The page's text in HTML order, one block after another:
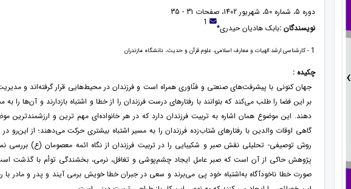
›
دوره 5، شماره 50، شهریور 1402، صفحات 31 - 35
نویسندگان :بابک هادیان حیدری* 1
1 - کارشناسی ارشد الهیات و معارف اسلامی، علوم قرآن و حدیث، دانشگاه مازندران
چکیده :
جهان کنونی با پیشرفت‌های صنعتی و فنّاوری همراه است و فرزندان در محیط‌هایی قرار گرفته‌اند و
بر این فضا را طلب می‌کند که بتوانند با رفتارهای درست فرزندان را از خطا و اشتباه بازدارند و آن‌ها را
دهند. این موضوع همان اشاره به تربیت فرزندان دارد که در هر خانواده‌ای مهم ترین و ارزشمندترین
گاهی اوقات والدین با رفتارهای شتاب‌زده فرزندان را به مسیر اشتباه بیشتری حرکت می‌دهند؛ از این‌رو
روش توصیفی- تحلیلی نقش صبر و شکیبایی را در تربیت فرزندان از نگاه ائمه معصومان (ع) بررسی
پژوهش حاکی از آن است که صبر عامل ایجاد چشم‌پوشی و تغافل، نرمی، بخشندگی توأم با گذشت
صورت خطا ناخودآگاه به‌اشتباه خود پی می‌برند و سعی در جبران خطا خویش برمی آیند و پدر و مادر با